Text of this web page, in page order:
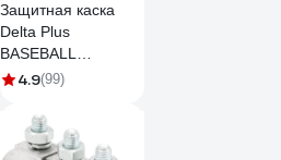
Защитная каска
Delta Plus
BASEBALL
DIAMOND V UP из
DIAM5UPBCFLBS
4.9(99)